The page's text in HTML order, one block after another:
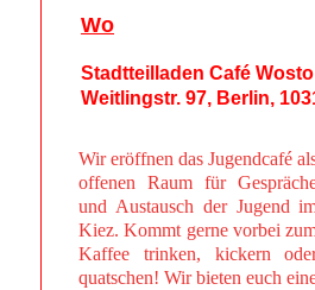
Wir eröffnen das Jugendcafé
offenen Raum für
und Austausch der Jugend
Kiez. Kommt gerne vorbei
Kaffee trinken, kickern
quatschen! Wir bieten euch
Wo
Stadtteilladen Café
Weitlingstr. 97, Berlin,